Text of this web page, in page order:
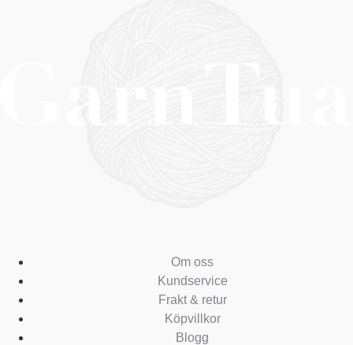
Om oss
Kundservice
Frakt & retur
Köpvillkor
Blogg